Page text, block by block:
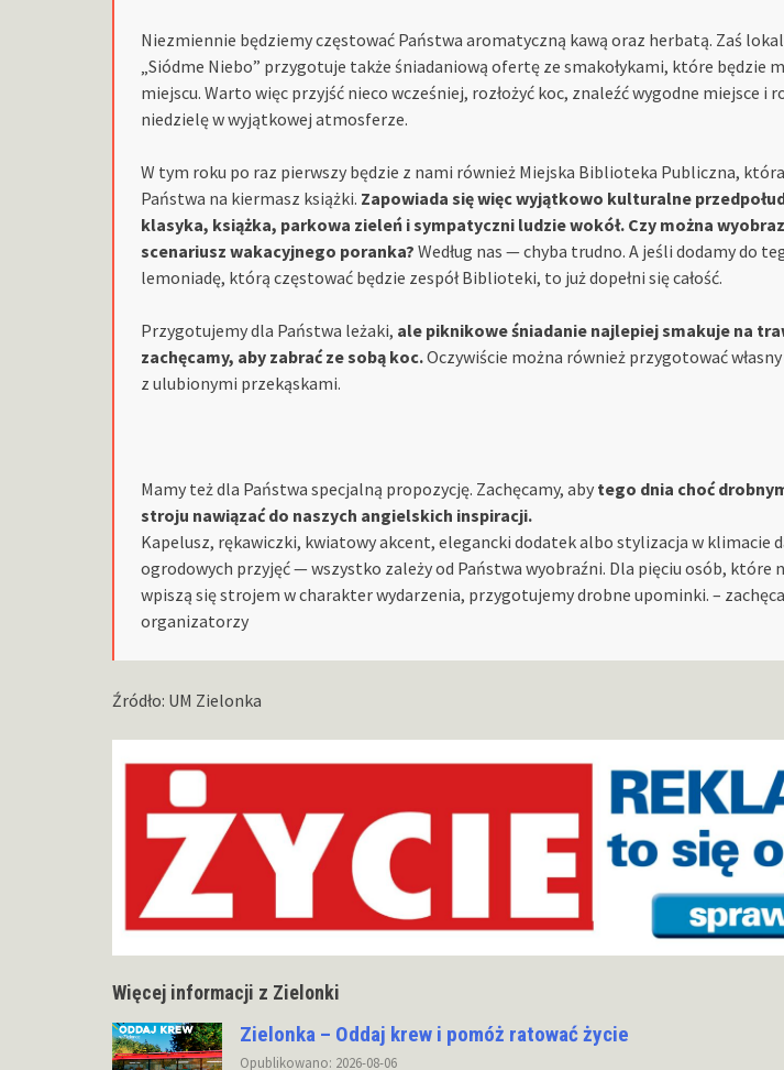
Niezmiennie będziemy częstować Państwa aromatyczną kawą oraz herbatą. Zaś
„Siódme Niebo” przygotuje także śniadaniową ofertę ze smakołykami, które będzie
miejscu. Warto więc przyjść nieco wcześniej, rozłożyć koc, znaleźć wygodne miejsce i
niedzielę w wyjątkowej atmosferze.
W tym roku po raz pierwszy będzie z nami również Miejska Biblioteka Publiczna,
Państwa na kiermasz książki. Zapowiada się więc wyjątkowo kulturalne
klasyka, książka, parkowa zieleń i sympatyczni ludzie wokół. Czy można
scenariusz wakacyjnego poranka? Według nas — chyba trudno. A jeśli dodamy do
lemoniadę, którą częstować będzie zespół Biblioteki, to już dopełni się całość.
Przygotujemy dla Państwa leżaki, ale piknikowe śniadanie najlepiej smakuje na
zachęcamy, aby zabrać ze sobą koc.Oczywiście można również przygotować
z ulubionymi przekąskami.
Mamy też dla Państwa specjalną propozycję. Zachęcamy, aby tego dnia choć
stroju nawiązać do naszych angielskich inspiracji.
Kapelusz, rękawiczki, kwiatowy akcent, elegancki dodatek albo stylizacja w klimacie
ogrodowych przyjęć — wszystko zależy od Państwa wyobraźni. Dla pięciu osób, które
wpiszą się strojem w charakter wydarzenia, przygotujemy drobne upominki. –
organizatorzy
Źródło: UM Zielonka
Więcej informacji z Zielonki
Zielonka – Oddaj krew i pomóż ratować życie
Opublikowano: 2026-08-06